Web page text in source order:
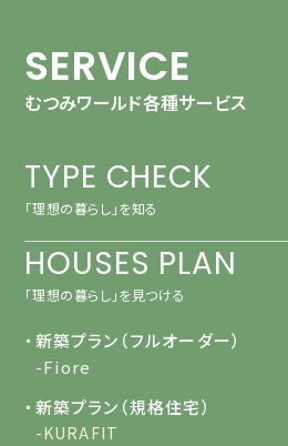
SERVICE
むつみワールド各種サービス
TYPE CHECK
「理想の暮らし」を知る
HOUSES PLAN
「理想の暮らし」を見つける
・新築プラン（フルオーダー）
-Fiore
・新築プラン（規格住宅）
-KURAFIT